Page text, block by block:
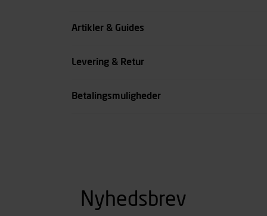
Artikler & Guides
Levering & Retur
Betalingsmuligheder
Nyhedsbrev